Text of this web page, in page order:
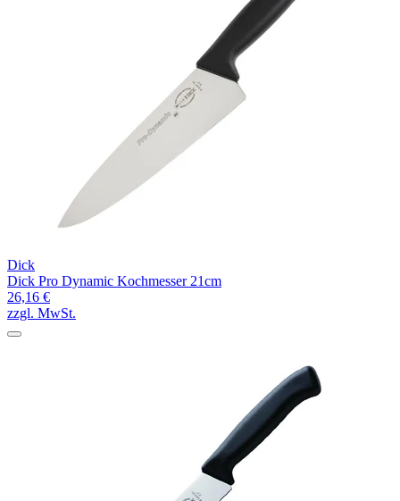
Dick
Dick Pro Dynamic Kochmesser 21cm
26,16 €
zzgl. MwSt.